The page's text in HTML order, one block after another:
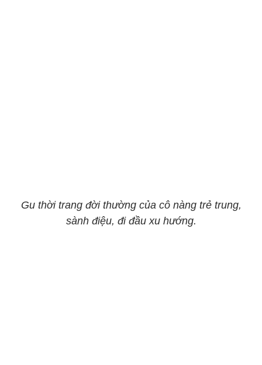
Gu thời trang đời thường của cô nàng trẻ trung,
sành điệu, đi đầu xu hướng.